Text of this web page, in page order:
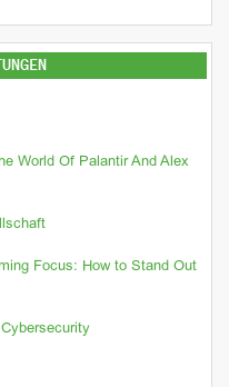
World Of Palantir And Alex
Focus: How to Stand Out